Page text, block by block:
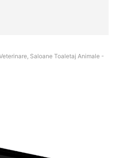
Saloane Toaletaj Animale -